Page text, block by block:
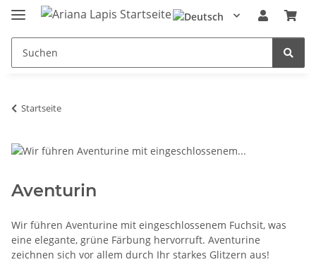
Startseite
Aventurin
Wir führen Aventurine mit eingeschlossenem Fuchsit, was
eine elegante, grüne Färbung hervorruft. Aventurine
zeichnen sich vor allem durch Ihr starkes Glitzern aus!